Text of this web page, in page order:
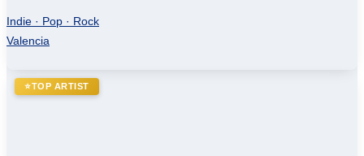
Indie · Pop · Rock
Valencia
⭐TOP ARTIST